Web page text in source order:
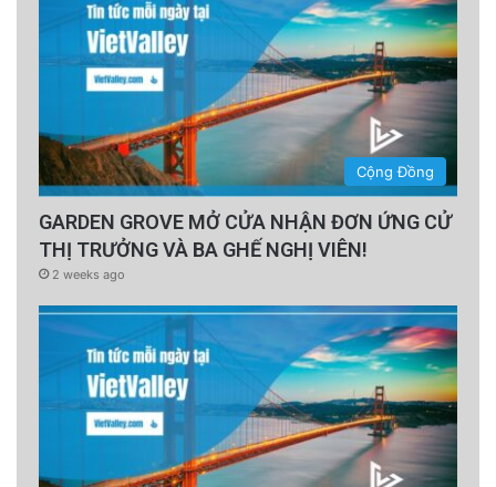
Cộng Đồng
GARDEN GROVE MỞ CỬA NHẬN ĐƠN ỨNG CỬ
THỊ TRƯỞNG VÀ BA GHẾ NGHỊ VIÊN!
2 weeks ago